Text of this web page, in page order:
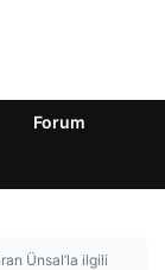
Forum
Ünsal’la ilgili